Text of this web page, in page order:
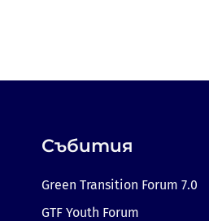
Събития
Green Transition Forum 7.0
GTF Youth Forum